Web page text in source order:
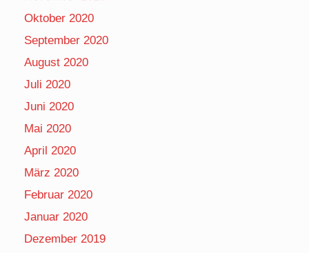
Oktober 2020
September 2020
August 2020
Juli 2020
Juni 2020
Mai 2020
April 2020
März 2020
Februar 2020
Januar 2020
Dezember 2019